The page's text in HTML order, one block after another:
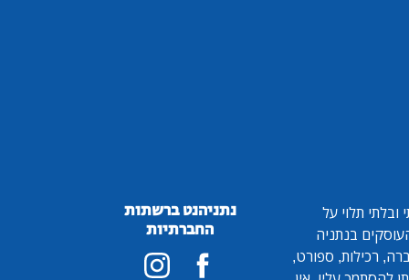
תלוי על
בנתניה
רכילות, ספורט,
נתניהנט ברשתות
החברתיות